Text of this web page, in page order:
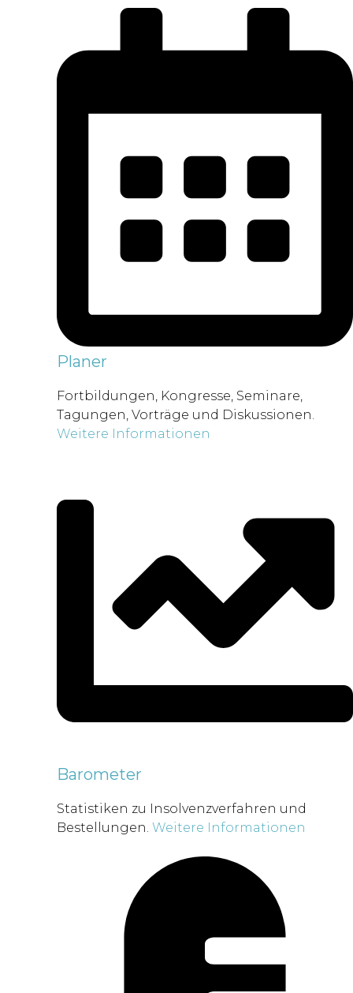
Planer
Fortbildungen, Kongresse, Seminare,
Tagungen, Vorträge und Diskussionen.
Weitere Informationen
Barometer
Statistiken zu Insolvenzverfahren und
Bestellungen. Weitere Informationen